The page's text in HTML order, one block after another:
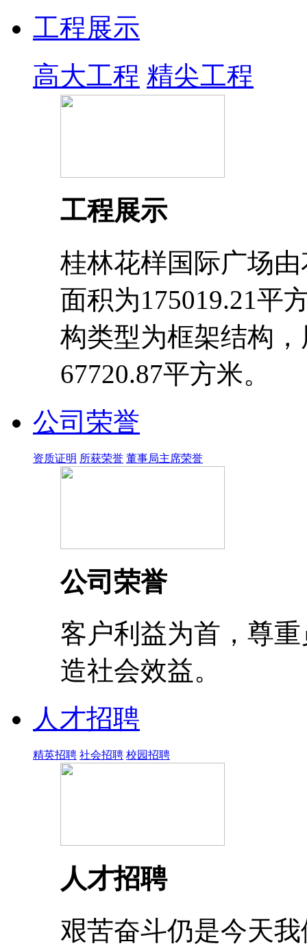
工程展示
高大工程 精尖工程
工程展示
桂林花样国际广场
面积为175019.21平
构类型为框架结构
67720.87平方米。
公司荣誉
资质证明 所获荣誉 董事局主席荣誉
公司荣誉
客户利益为首，尊
造社会效益。
人才招聘
精英招聘 社会招聘 校园招聘
人才招聘
艰苦奋斗仍是今天